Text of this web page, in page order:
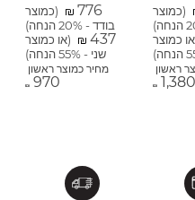
(כמוצר
כמוצר
ראשון
₪ 1,380
₪ 776
(כמוצר
בודד - 20% הנחה)
₪ 437
(או כמוצר
שני - 55% הנחה)
מחיר כמוצר ראשון
₪ 970